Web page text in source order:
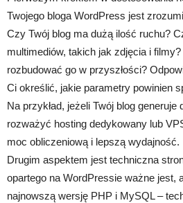
Twojego bloga WordPress jest
Czy Twój blog ma dużą ilość ruchu?
multimediów, takich jak zdjęcia i
rozbudować go w przyszłości?
Ci określić, jakie parametry powinien
Na przykład, jeżeli Twój blog generuje
rozważyć hosting dedykowany lub
moc obliczeniową i lepszą wydajność.
Drugim aspektem jest techniczna
opartego na WordPressie ważne jest,
najnowszą wersję PHP i MySQL –